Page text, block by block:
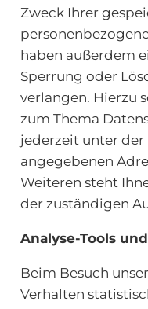
Zweck Ihrer
haben außerdem
Sperrung oder
verlangen. Hierzu
zum Thema
jederzeit unter
angegebenen
Weiteren steht
der zuständigen
Analyse-Tools
Beim Besuch
Verhalten